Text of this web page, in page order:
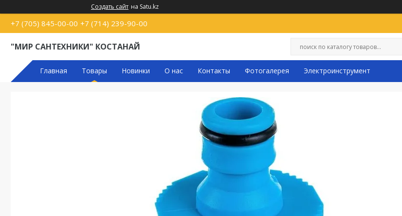
Создать сайт на Satu.kz
+7 (705) 845-00-00 +7 (714) 239-90-00
"МИР САНТЕХНИКИ" КОСТАНАЙ
Главная Товары Новинки О нас Контакты Фотогалерея Электроинструмент